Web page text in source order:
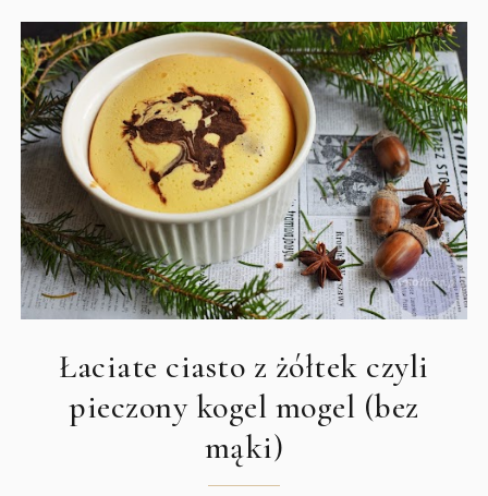
Łaciate ciasto z żółtek czyli
pieczony kogel mogel (bez
mąki)